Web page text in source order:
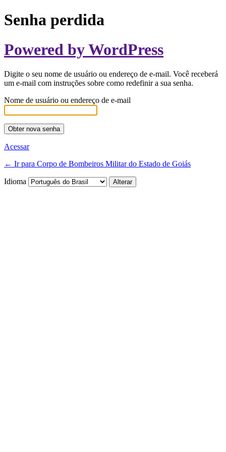
Senha perdida
Powered by WordPress
Digite o seu nome de usuário ou endereço de e-mail. Você receberá
um e-mail com instruções sobre como redefinir a sua senha.
Nome de usuário ou endereço de e-mail
Acessar
← Ir para Corpo de Bombeiros Militar do Estado de Goiás
Idioma